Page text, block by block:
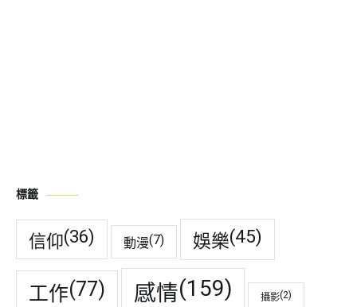
標籤
信仰(36) 動漫(7) 娛樂(45)
工作(77) 感情(159) 攝影(2)